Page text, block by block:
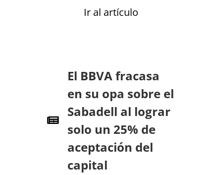
Ir al artículo
El BBVA fracasa
en su opa sobre el
Sabadell al lograr
solo un 25% de
aceptación del
capital